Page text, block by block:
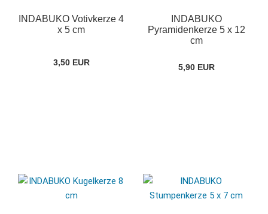
INDABUKO Votivkerze 4
x 5 cm
3,50 EUR
INDABUKO
Pyramidenkerze 5 x 12
cm
5,90 EUR